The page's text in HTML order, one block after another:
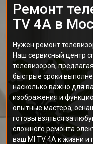
Ремонт
TV 4A в
Нужен ремонт
Наш сервисный центр
телевизоров,
быстрые сроки
насколько важно для
изображения и
опытные мастера,
готовы взяться за
сложного ремонта
ваш MI TV 4A к жизни и